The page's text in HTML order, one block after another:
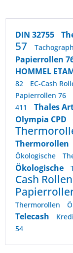
DIN 32755
57
Papierrollen
HOMMEL
82
EC-Cash
Papierrollen 76
411
Thales
Olympia CPD
Thermorollen
Ökologische
Ökologische
Cash Rollen
Thermorollen
Telecash
54